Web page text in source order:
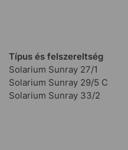
Típus és felszereltség
Solarium Sunray 27/1
Solarium Sunray 29/5 C
Solarium Sunray 33/2